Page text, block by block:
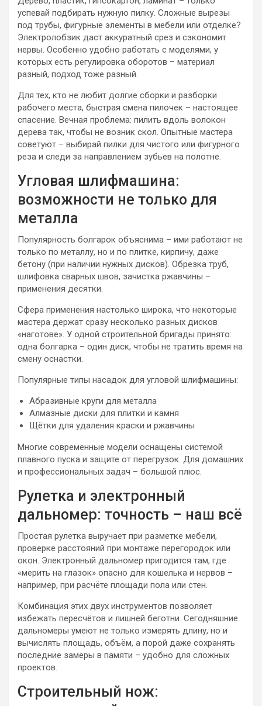
успевай подбирать нужную пилку. Сложные вырезы
под трубы, фигурные элементы в мебели или отделке?
Электролобзик даст аккуратный срез и сэкономит
нервы. Особенно удобно работать с моделями, у
которых есть регулировка оборотов – материал
разный, подход тоже разный.
Для тех, кто не любит долгие сборки и разборки
рабочего места, быстрая смена пилочек – настоящее
спасение. Вечная проблема: пилить вдоль волокон
дерева так, чтобы не возник скол. Опытные мастера
советуют – выбирай пилки для чистого или фигурного
реза и следи за направлением зубьев на полотне.
Угловая шлифмашина:
возможности не только для
металла
Популярность болгарок объяснима – ими работают не
только по металлу, но и по плитке, кирпичу, даже
бетону (при наличии нужных дисков). Обрезка труб,
шлифовка сварных швов, зачистка ржавчины –
применения десятки.
Сфера применения настолько широка, что некоторые
мастера держат сразу несколько разных дисков
«наготове». У одной строительной бригады принято:
одна болгарка – один диск, чтобы не тратить время на
смену оснастки.
Популярные типы насадок для угловой шлифмашины:
Абразивные круги для металла
Алмазные диски для плитки и камня
Щётки для удаления краски и ржавчины
Многие современные модели оснащены системой
плавного пуска и защите от перегрузок. Для домашних
и профессиональных задач – большой плюс.
Рулетка и электронный
дальномер: точность – наш всё
Простая рулетка выручает при разметке мебели,
проверке расстояний при монтаже перегородок или
окон. Электронный дальномер пригодится там, где
«мерить на глазок» опасно для кошелька и нервов –
например, при расчёте площади пола или стен.
Комбинация этих двух инструментов позволяет
избежать пересчётов и лишней беготни. Сегодняшние
дальномеры умеют не только измерять длину, но и
вычислять площадь, объём, а порой даже сохранять
последние замеры в памяти – удобно для сложных
проектов.
Строительный нож: